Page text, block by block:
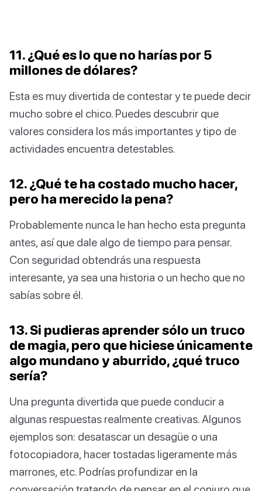
11. ¿Qué es lo que no harías por 5
millones de dólares?
Esta es muy divertida de contestar y te puede decir
mucho sobre el chico. Puedes descubrir que
valores considera los más importantes y tipo de
actividades encuentra detestables.
12. ¿Qué te ha costado mucho hacer,
pero ha merecido la pena?
Probablemente nunca le han hecho esta pregunta
antes, así que dale algo de tiempo para pensar.
Con seguridad obtendrás una respuesta
interesante, ya sea una historia o un hecho que no
sabías sobre él.
13. Si pudieras aprender sólo un truco
de magia, pero que hiciese únicamente
algo mundano y aburrido, ¿qué truco
sería?
Una pregunta divertida que puede conducir a
algunas respuestas realmente creativas. Algunos
ejemplos son: desatascar un desagüe o una
fotocopiadora, hacer tostadas ligeramente más
marrones, etc. Podrías profundizar en la